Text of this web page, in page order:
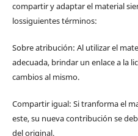
compartir y adaptar el material
lossiguientes términos:
Sobre atribución: Al utilizar el
adecuada, brindar un enlace a la
cambios al mismo.
Compartir igual: Si tranforma el
este, su nueva contribución se
del original.